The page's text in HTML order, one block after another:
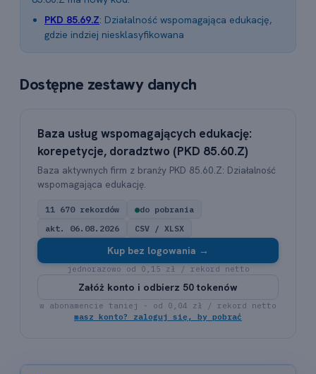
PKD 85.69.Z: Działalność wspomagająca edukację,
gdzie indziej niesklasyfikowana
Dostępne zestawy danych
Baza usług wspomagających edukację:
korepetycje, doradztwo (PKD 85.60.Z)
Baza aktywnych firm z branży PKD 85.60.Z: Działalność
wspomagająca edukację.
11 670 rekordów ●do pobrania
akt. 06.08.2026
CSV / XLSX
Kup bez logowania →
jednorazowo od 0,15 zł / rekord netto
Załóż konto i odbierz 50 tokenów
w abonamencie taniej - od 0,04 zł / rekord netto
masz konto? zaloguj się, by pobrać